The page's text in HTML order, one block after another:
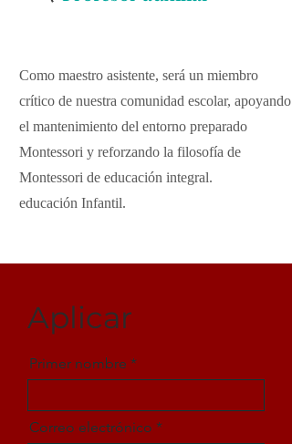
Como maestro asistente, será un miembro
crítico de nuestra comunidad escolar, apoyando
el mantenimiento del entorno preparado
Montessori y reforzando la filosofía de
Montessori de educación integral.
educación Infantil.
Aplicar
Primer nombre
Correo electrónico